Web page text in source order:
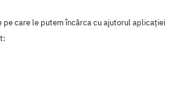
pe care le putem încărca cu ajutorul aplicației